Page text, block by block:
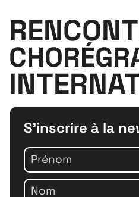
S'inscrire à la